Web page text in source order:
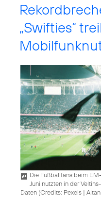
„Swifties“
Die Fußballfans beim
Juni nutzten in der
Daten (Credits: Pexels |